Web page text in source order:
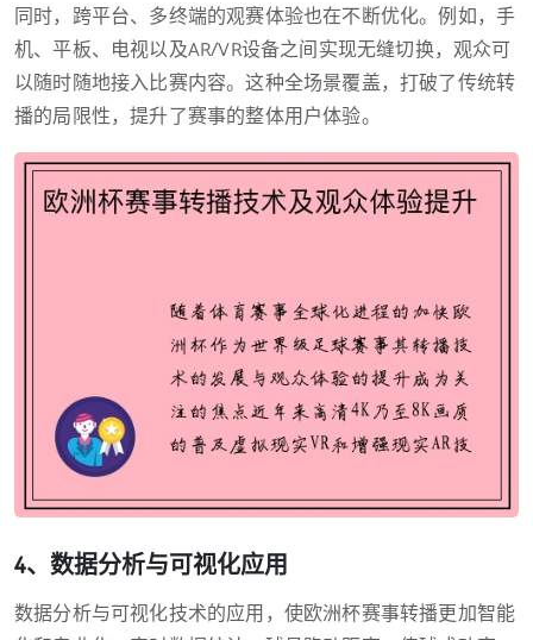
同时，跨平台、多终端的观赛体验也在不断优化。例如，手
机、平板、电视以及AR/VR设备之间实现无缝切换，观众可
以随时随地接入比赛内容。这种全场景覆盖，打破了传统转
播的局限性，提升了赛事的整体用户体验。
4、数据分析与可视化应用
数据分析与可视化技术的应用，使欧洲杯赛事转播更加智能